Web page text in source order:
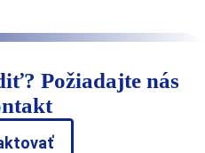
Požiadajte nás